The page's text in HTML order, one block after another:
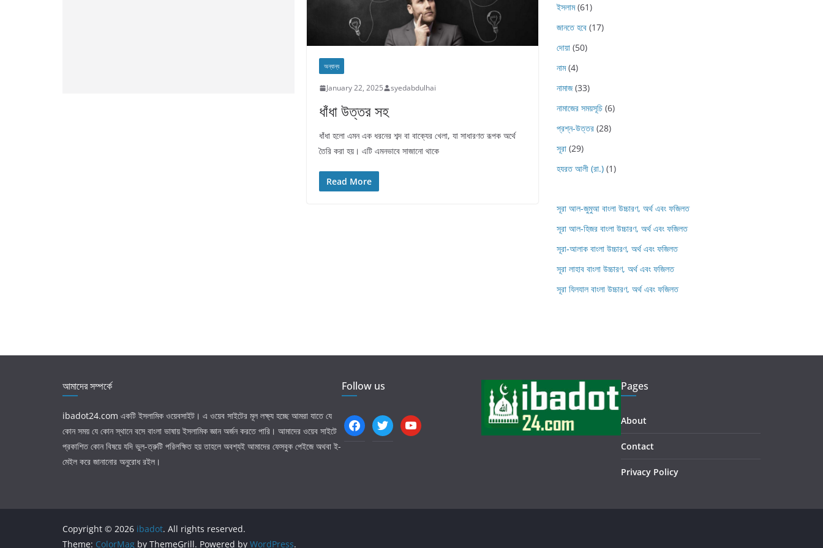
অন্যান্য
January 22, 2025 syedabdulhai
ধাঁধা উত্তর সহ
ধাঁধা হলো এমন এক ধরনের শব্দ বা বাক্যের খেলা, যা সাধারণত রূপক অর্থে
তৈরি করা হয়। এটি এমনভাবে সাজানো থাকে
Read More
ইসলাম(61)
জানতে হবে (17)
দোয়া (50)
নাম(4)
নামাজ(33)
নামাজের সময়সূচি (6)
প্রশ্ন-উত্তর (28)
সূরা (29)
হযরত আলী (রা.) (1)
সূরা আল-জুমুআ বাংলা উচ্চারণ, অর্থ এবং ফজিলত
সূরা আল-হিজর বাংলা উচ্চারণ, অর্থ এবং ফজিলত
সূরা-আলাক বাংলা উচ্চারণ, অর্থ এবং ফজিলত
সূরা লাহাব‌‌‌ বাংলা উচ্চারণ, অর্থ এবং ফজিলত
সূরা যিলযাল বাংলা উচ্চারণ, অর্থ এবং ফজিলত
আমাদের সম্পর্কে
ibadot24.com একটি ইসলামিক ওয়েবসাইট। এ ওয়েব সাইটের মূল লক্ষ্য হচ্ছে আমরা যাতে যে
কোন সময় যে কোন স্থানে বসে বাংলা ভাষায় ইসলামিক জ্ঞান অর্জন করতে পারি। আমাদের ওয়েব সাইটে
প্রকাশিত কোন বিষয়ে যদি ভুল-ত্রুটি পরিলক্ষিত হয় তাহলে অবশ্যই আমাদের ফেসবুক পেইজে অথবা ই-
মেইল করে জানানোর অনুরোধ রইল।
Follow us
facebooktwitter youtube
Pages
About
Contact
Privacy Policy
Copyright © 2026 ibadot. All rights reserved.
Theme: ColorMag by ThemeGrill. Powered by WordPress.